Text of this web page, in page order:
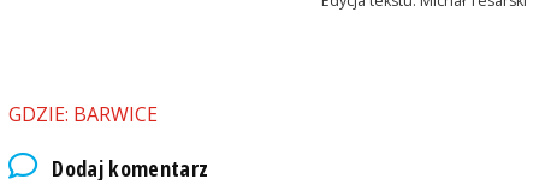
GDZIE: BARWICE
Dodaj komentarz